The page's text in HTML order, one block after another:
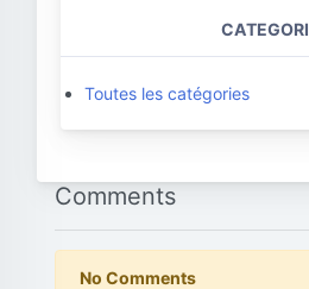
Toutes les catégories
Comments
No Comments